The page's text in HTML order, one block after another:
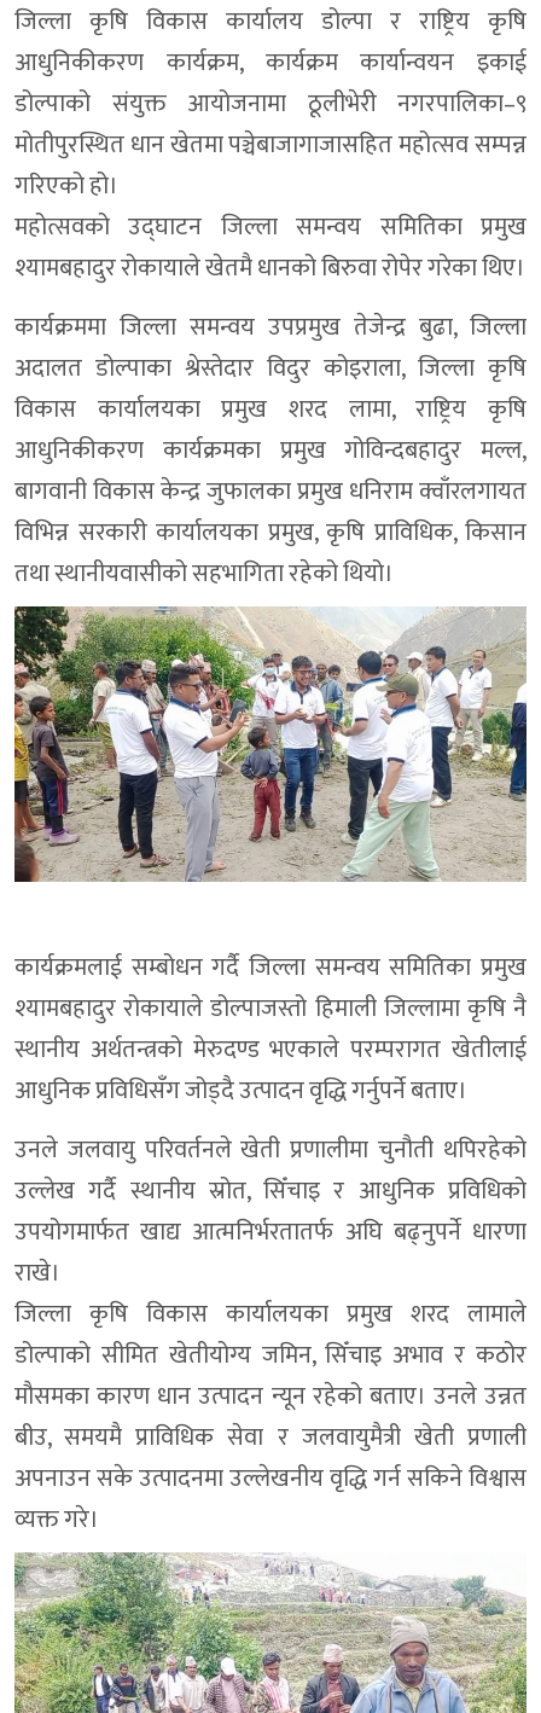
जिल्ला कृषि विकास कार्यालय डोल्पा र राष्ट्रिय कृषि
आधुनिकीकरण कार्यक्रम, कार्यक्रम कार्यान्वयन इकाई
डोल्पाको संयुक्त आयोजनामा ठूलीभेरी नगरपालिका–९
मोतीपुरस्थित धान खेतमा पञ्चेबाजागाजासहित महोत्सव सम्पन्न
गरिएको हो।
महोत्सवको उद्घाटन जिल्ला समन्वय समितिका प्रमुख
श्यामबहादुर रोकायाले खेतमै धानको बिरुवा रोपेर गरेका थिए।
कार्यक्रममा जिल्ला समन्वय उपप्रमुख तेजेन्द्र बुढा, जिल्ला
अदालत डोल्पाका श्रेस्तेदार विदुर कोइराला, जिल्ला कृषि
विकास कार्यालयका प्रमुख शरद लामा, राष्ट्रिय कृषि
आधुनिकीकरण कार्यक्रमका प्रमुख गोविन्दबहादुर मल्ल,
बागवानी विकास केन्द्र जुफालका प्रमुख धनिराम क्वाँरलगायत
विभिन्न सरकारी कार्यालयका प्रमुख, कृषि प्राविधिक, किसान
तथा स्थानीयवासीको सहभागिता रहेको थियो।
कार्यक्रमलाई सम्बोधन गर्दै जिल्ला समन्वय समितिका प्रमुख
श्यामबहादुर रोकायाले डोल्पाजस्तो हिमाली जिल्लामा कृषि नै
स्थानीय अर्थतन्त्रको मेरुदण्ड भएकाले परम्परागत खेतीलाई
आधुनिक प्रविधिसँग जोड्दै उत्पादन वृद्धि गर्नुपर्ने बताए।
उनले जलवायु परिवर्तनले खेती प्रणालीमा चुनौती थपिरहेको
उल्लेख गर्दै स्थानीय स्रोत, सिँचाइ र आधुनिक प्रविधिको
उपयोगमार्फत खाद्य आत्मनिर्भरतातर्फ अघि बढ्नुपर्ने धारणा
राखे।
जिल्ला कृषि विकास कार्यालयका प्रमुख शरद लामाले
डोल्पाको सीमित खेतीयोग्य जमिन, सिँचाइ अभाव र कठोर
मौसमका कारण धान उत्पादन न्यून रहेको बताए। उनले उन्नत
बीउ, समयमै प्राविधिक सेवा र जलवायुमैत्री खेती प्रणाली
अपनाउन सके उत्पादनमा उल्लेखनीय वृद्धि गर्न सकिने विश्वास
व्यक्त गरे।